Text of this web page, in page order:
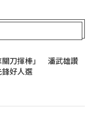
關刀揮棒」 潘武雄讚
好人選